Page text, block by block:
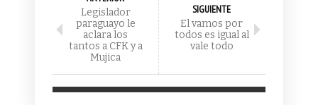
Legislador
paraguayo le
aclara los
tantos a CFK y a
Mujica
SIGUIENTE
El vamos por
todos es igual al
vale todo